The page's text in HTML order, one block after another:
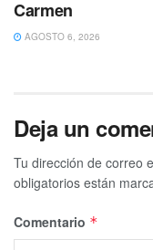
Carmen
AGOSTO 6, 2026
Deja un
Tu dirección de correo
obligatorios están
Comentario *